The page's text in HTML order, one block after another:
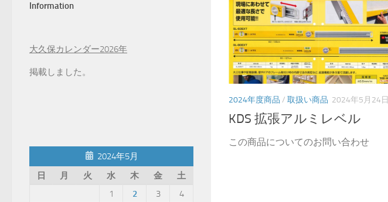
2024年度商品 / 取扱い商品 2024年5月24日
KDS 拡張アルミレベル
この商品についてのお問い合わせ
Information
大久保カレンダー2026年
掲載しました。
2024年5月
日
月 火 水 木 金
土
1
2 3
4